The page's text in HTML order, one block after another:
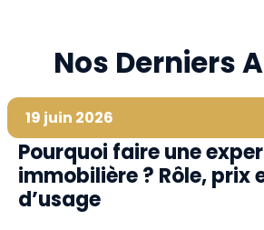
Nos Derniers
19 juin 2026
Pourquoi faire une
immobilière ? Rôle, prix
d’usage